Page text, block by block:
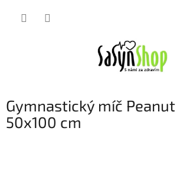
Gymnastický míč
50x100 cm